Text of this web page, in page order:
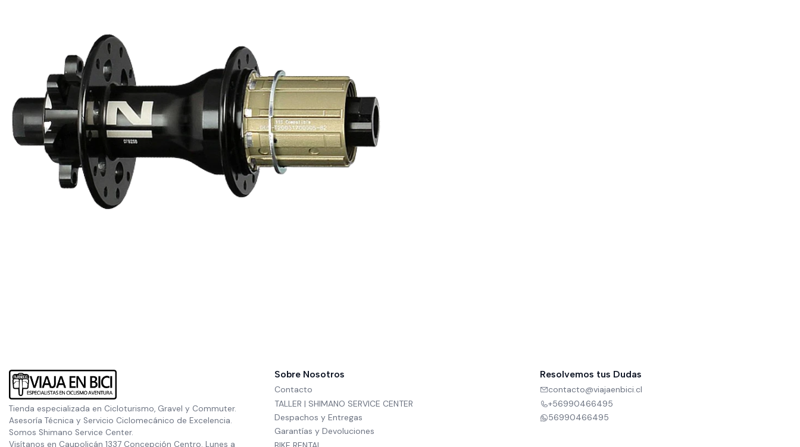
Tienda especializada en Cicloturismo, Gravel y Commuter.
Asesoría Técnica y Servicio Ciclomecánico de Excelencia.
Somos Shimano Service Center.
Visítanos en Caupolicán 1337 Concepción Centro. Lunes a
Sobre Nosotros
Contacto
TALLER | SHIMANO SERVICE CENTER
Despachos y Entregas
Garantías y Devoluciones
Resolvemos tus Dudas
contacto@viajaenbici.cl
+56990466495
56990466495